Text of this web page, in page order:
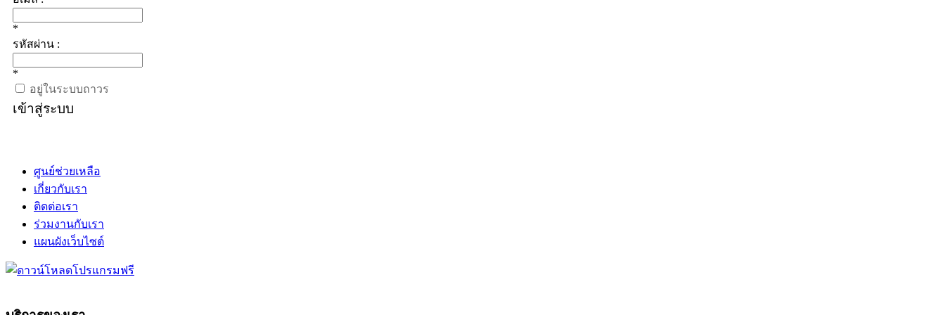
*
รหัสผ่าน :
*
อยู่ในระบบถาวร
เข้าสู่ระบบ
ศูนย์ช่วยเหลือ
เกี่ยวกับเรา
ติดต่อเรา
ร่วมงานกับเรา
แผนผังเว็บไซต์